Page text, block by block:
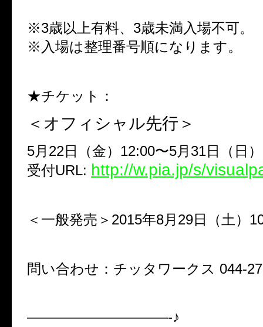
※3歳以上有料、3歳未満入場不可。
※入場は整理番号順になります。
★チケット：
＜オフィシャル先行＞
5月22日（金）12:00〜5月31日（日
受付URL: http://w.pia.jp/s/
＜一般発売＞2015年8月29日（土）
問い合わせ：チッタワークス 044-
——————————-♪